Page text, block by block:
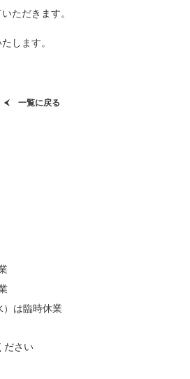
ただきます。
します。
一覧に戻る
）は臨時休業
ださい